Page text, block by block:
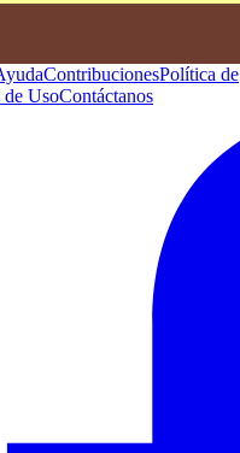
ContribucionesPolítica de
de UsoContáctanos